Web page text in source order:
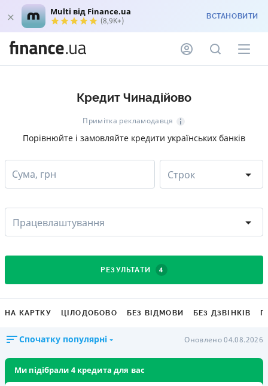
Multi від Finance.ua
(8,9K+) ВСТАНОВИТИ
Кредит Чинадійово
Примітка рекламодавця
Порівнюйте і замовляйте кредити українських банків
Сума, грн Строк
Працевлаштування
РЕЗУЛЬТАТИ 4
НА КАРТКУ ЦІЛОДОБОВО БЕЗ ВІДМОВИ БЕЗ ДЗВІНКІВ
Спочатку популярні Оновлено 04.08.2026
Ми підібрали 4 кредита для вас